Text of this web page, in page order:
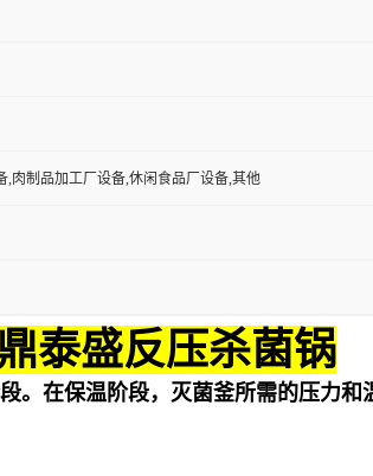
肉制品加工厂设备,休闲食品厂设备,其他
泰盛反压杀菌锅
。在保温阶段，灭菌釜所需的压力